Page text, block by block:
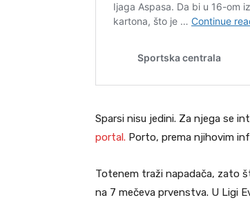
Sparsi nisu jedini. Za njega se
portal. Porto, prema njihovim
Totenem traži napadača, zato
na 7 mečeva prvenstva. U Ligi